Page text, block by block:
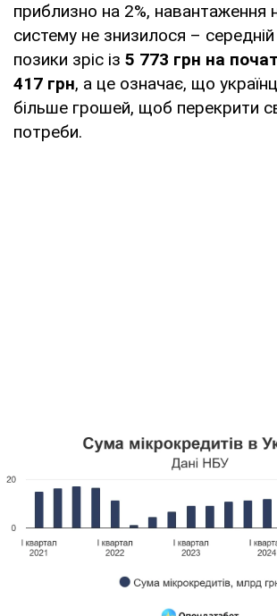
приблизно на 2%, навантаження
систему не знизилося – середній
позики зріс із 5 773 грн на
417 грн, а це означає, що
більше грошей, щоб перекрити
потреби.